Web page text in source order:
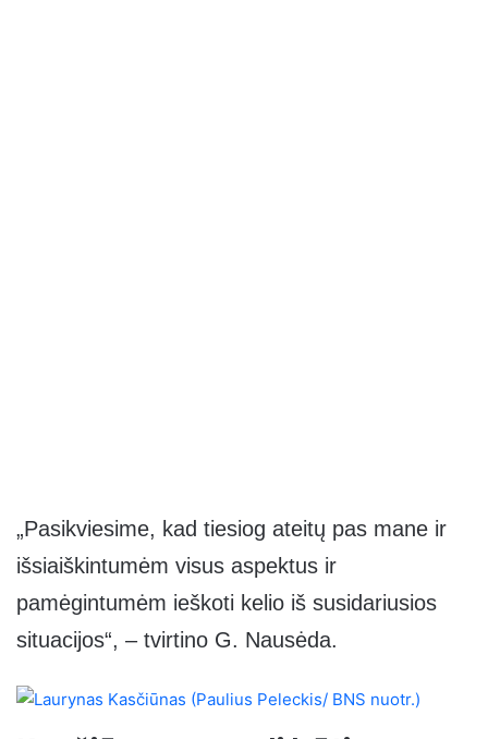
„Pasikviesime, kad tiesiog ateitų pas mane ir
išsiaiškintumėm visus aspektus ir
pamėgintumėm ieškoti kelio iš susidariusios
situacijos“, – tvirtino G. Nausėda.